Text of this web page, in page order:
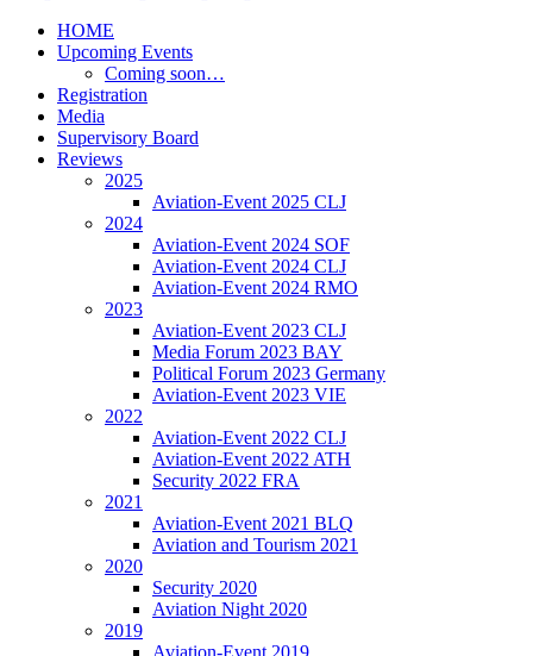
HOME
Upcoming Events
Coming soon…
Registration
Media
Supervisory Board
Reviews
2025
Aviation-Event 2025 CLJ
2024
Aviation-Event 2024 SOF
Aviation-Event 2024 CLJ
Aviation-Event 2024 RMO
2023
Aviation-Event 2023 CLJ
Media Forum 2023 BAY
Political Forum 2023 Germany
Aviation-Event 2023 VIE
2022
Aviation-Event 2022 CLJ
Aviation-Event 2022 ATH
Security 2022 FRA
2021
Aviation-Event 2021 BLQ
Aviation and Tourism 2021
2020
Security 2020
Aviation Night 2020
2019
Aviation-Event 2019